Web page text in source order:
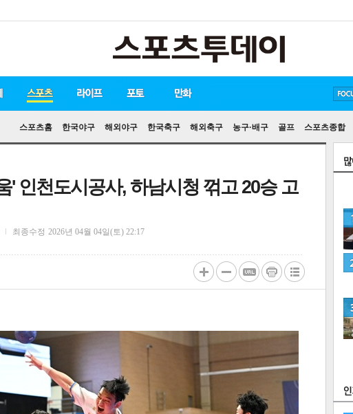
스포츠홈 한국야구 해외야구 한국축구 해외축구 농구·배구 골프 스포츠종합
방탄소년단
손흥민
유아인
' 인천도시공사, 하남시청 꺾고 20승 고
최종수정 2026년 04월 04일(토) 22:17